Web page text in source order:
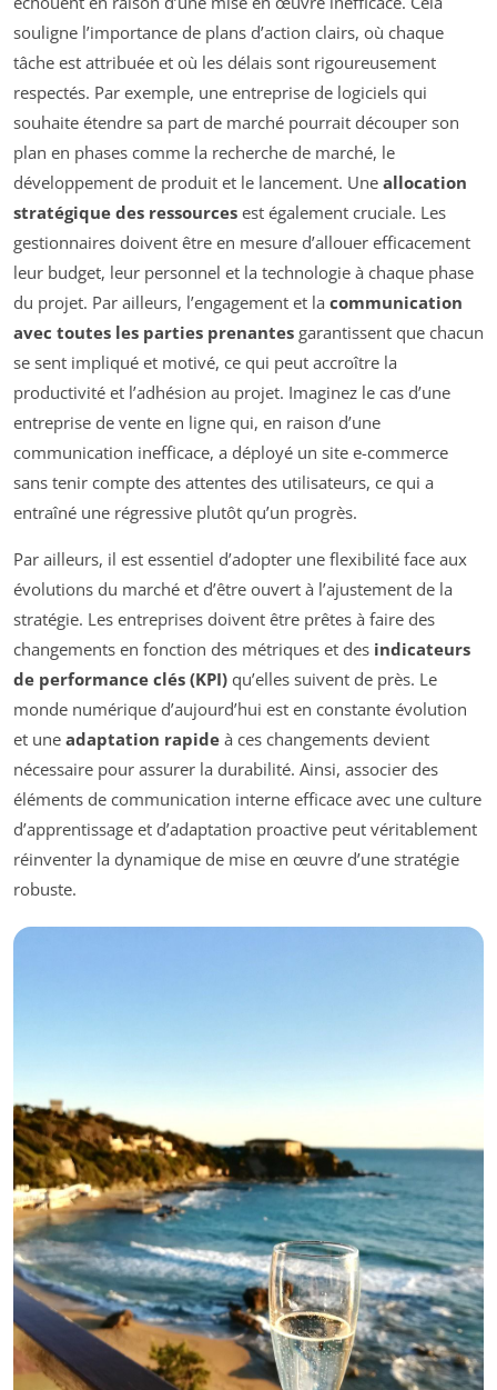
souligne l’importance de plans d’action clairs, où chaque
tâche est attribuée et où les délais sont rigoureusement
respectés. Par exemple, une entreprise de logiciels qui
souhaite étendre sa part de marché pourrait découper son
plan en phases comme la recherche de marché, le
développement de produit et le lancement. Une allocation
stratégique des ressources est également cruciale. Les
gestionnaires doivent être en mesure d’allouer efficacement
leur budget, leur personnel et la technologie à chaque phase
du projet. Par ailleurs, l’engagement et la communication
avec toutes les parties prenantes garantissent que chacun
se sent impliqué et motivé, ce qui peut accroître la
productivité et l’adhésion au projet. Imaginez le cas d’une
entreprise de vente en ligne qui, en raison d’une
communication inefficace, a déployé un site e-commerce
sans tenir compte des attentes des utilisateurs, ce qui a
entraîné une régressive plutôt qu’un progrès.
Par ailleurs, il est essentiel d’adopter une flexibilité face aux
évolutions du marché et d’être ouvert à l’ajustement de la
stratégie. Les entreprises doivent être prêtes à faire des
changements en fonction des métriques et des indicateurs
de performance clés (KPI) qu’elles suivent de près. Le
monde numérique d’aujourd’hui est en constante évolution
et une adaptation rapide à ces changements devient
nécessaire pour assurer la durabilité. Ainsi, associer des
éléments de communication interne efficace avec une culture
d’apprentissage et d’adaptation proactive peut véritablement
réinventer la dynamique de mise en œuvre d’une stratégie
robuste.